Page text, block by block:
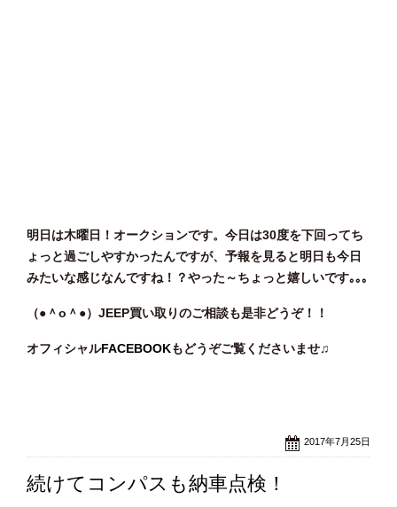
明日は木曜日！オークションです。今日は30度を下回ってち
ょっと過ごしやすかったんですが、予報を見ると明日も今日
みたいな感じなんですね！？やった～ちょっと嬉しいです｡｡｡
（●＾o ＾●）JEEP買い取りのご相談も是非どうぞ！！
オフィシャルFACEBOOKもどうぞご覧くださいませ♫
2017年7月25日
続けてコンパスも納車点検！